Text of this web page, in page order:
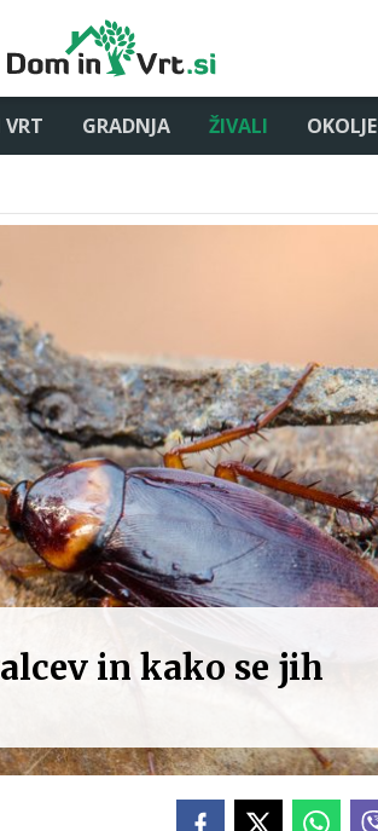
VRT GRADNJA ŽIVALI OKOLJE
in kako se jih